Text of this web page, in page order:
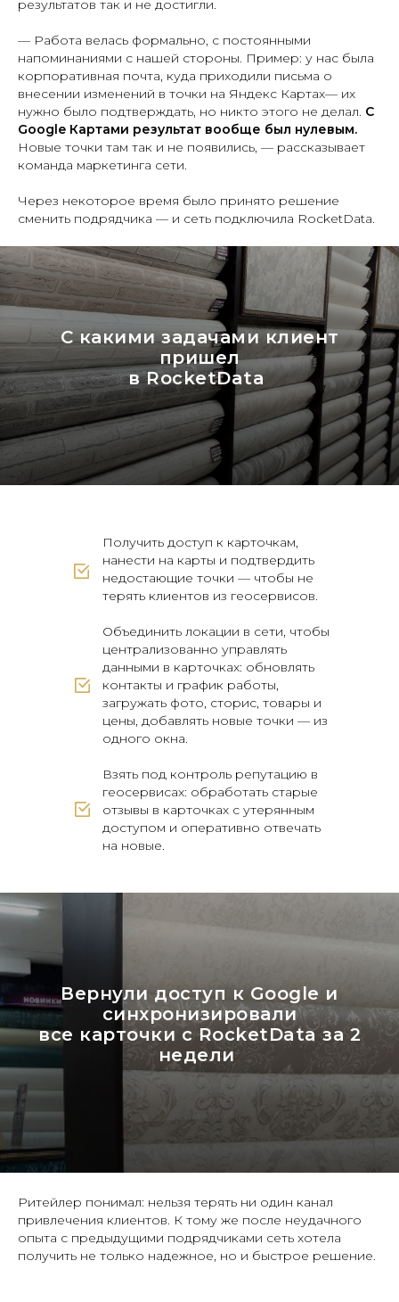
результатов так и не достигли.
— Работа велась формально, с постоянными
напоминаниями с нашей стороны. Пример: у нас была
корпоративная почта, куда приходили письма о
внесении изменений в точки на Яндекс Картах— их
нужно было подтверждать, но никто этого не делал. С
Google Картами результат вообще был нулевым.
Новые точки там так и не появились, — рассказывает
команда маркетинга сети.
Через некоторое время было принято решение
сменить подрядчика — и сеть подключила RocketData.
С какими задачами клиент
пришел
в RocketData
Получить доступ к карточкам,
нанести на карты и подтвердить
недостающие точки — чтобы не
терять клиентов из геосервисов.
Объединить локации в сети, чтобы
централизованно управлять
данными в карточках: обновлять
контакты и график работы,
загружать фото, сторис, товары и
цены, добавлять новые точки — из
одного окна.
Взять под контроль репутацию в
геосервисах: обработать старые
отзывы в карточках с утерянным
доступом и оперативно отвечать
на новые.
Вернули доступ к Google и
синхронизировали
все карточки с RocketData за 2
недели
Ритейлер понимал: нельзя терять ни один канал
привлечения клиентов. К тому же после неудачного
опыта с предыдущими подрядчиками сеть хотела
получить не только надежное, но и быстрое решение.